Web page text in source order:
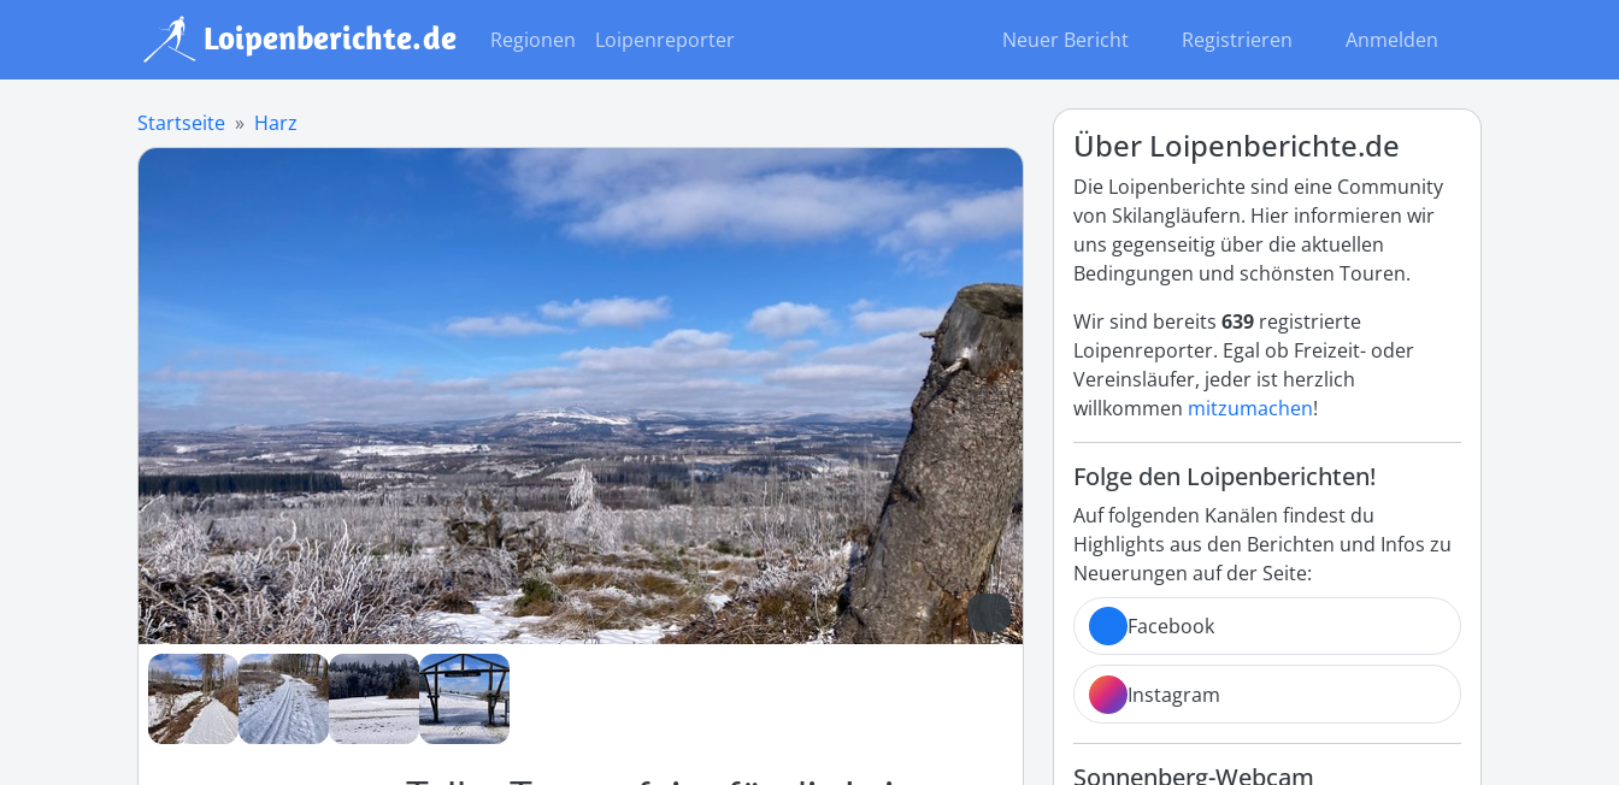
Regionen Loipenreporter Neuer Bericht Registrieren Anmelden
Startseite Harz
Über Loipenberichte.de
Die Loipenberichte sind eine Community
von Skilangläufern. Hier informieren wir
uns gegenseitig über die aktuellen
Bedingungen und schönsten Touren.
Wir sind bereits 639 registrierte
Loipenreporter. Egal ob Freizeit- oder
Vereinsläufer, jeder ist herzlich
willkommen mitzumachen!
Folge den Loipenberichten!
Auf folgenden Kanälen findest du
Highlights aus den Berichten und Infos zu
Neuerungen auf der Seite:
Facebook
Instagram
Sonnenberg-Webcam